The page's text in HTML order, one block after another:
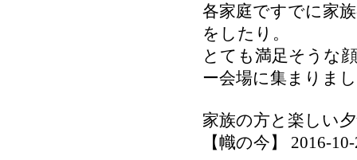
各家庭ですでに家
をしたり。
とても満足そうな
ー会場に集まりま
家族の方と楽しい
【幟の今】 2016-